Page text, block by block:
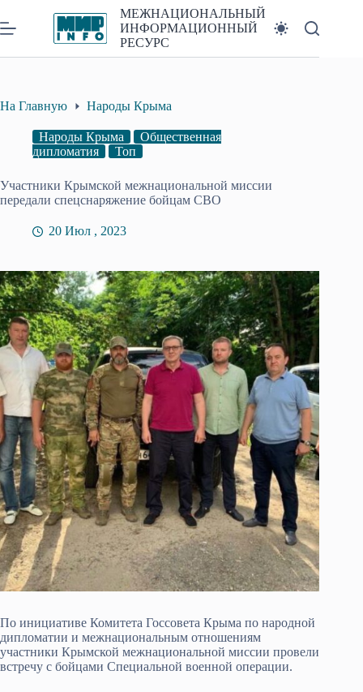
к
сути
МЕЖНАЦИОНАЛЬНЫЙ
ИНФОРМАЦИОННЫЙ
РЕСУРС
На Главную Народы Крыма
Народы Крыма
Общественная
дипломатия
Топ
Участники Крымской межнациональной миссии
передали спецснаряжение бойцам СВО
20 Июл , 2023
По инициативе Комитета Госсовета Крыма по народной
дипломатии и межнациональным отношениям
участники Крымской межнациональной миссии провели
встречу с бойцами Специальной военной операции.